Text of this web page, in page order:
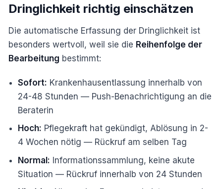
Dringlichkeit richtig einschätzen
Die automatische Erfassung der Dringlichkeit ist
besonders wertvoll, weil sie die Reihenfolge der
Bearbeitung bestimmt:
Sofort: Krankenhausentlassung innerhalb von
24-48 Stunden — Push-Benachrichtigung an die
Beraterin
Hoch: Pflegekraft hat gekündigt, Ablösung in 2-
4 Wochen nötig — Rückruf am selben Tag
Normal: Informationssammlung, keine akute
Situation — Rückruf innerhalb von 24 Stunden